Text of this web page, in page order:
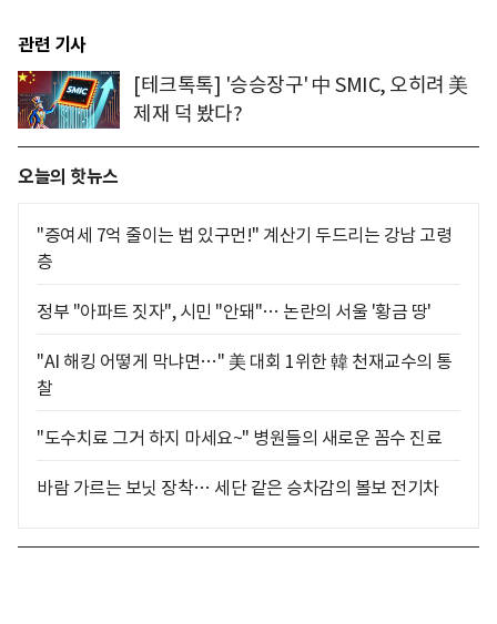
관련 기사
[테크톡톡] '승승장구' 中 SMIC, 오히려 美
제재 덕 봤다?
오늘의 핫뉴스
"증여세 7억 줄이는 법 있구먼!" 계산기 두드리는 강남 고령
층
정부 "아파트 짓자", 시민 "안돼"… 논란의 서울 '황금 땅'
"AI 해킹 어떻게 막냐면…" 美 대회 1위한 韓 천재교수의 통
찰
"도수치료 그거 하지 마세요~" 병원들의 새로운 꼼수 진료
바람 가르는 보닛 장착… 세단 같은 승차감의 볼보 전기차